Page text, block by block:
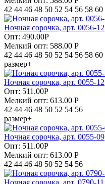
42 44 46 48 50 52 54 56 58 60
Ночная сорочка, арт. 0056-12
Опт: 490.00Р
Мелкий опт: 588.00 Р
42 44 46 48 50 52 54 56 58 60
размер+
Ночная сорочка, арт. 0055-12
Опт: 511.00Р
Мелкий опт: 613.00 Р
42 44 46 48 50 52 54 56
размер+
Ночная сорочка, арт. 0055-09
Опт: 511.00Р
Мелкий опт: 613.00 Р
42 44 46 48 50 52 54 56